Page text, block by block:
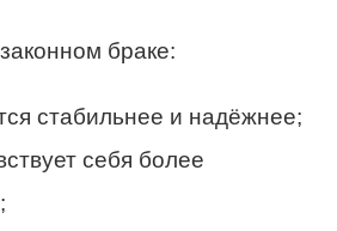
браке:
стабильнее и надёжнее;
себя более